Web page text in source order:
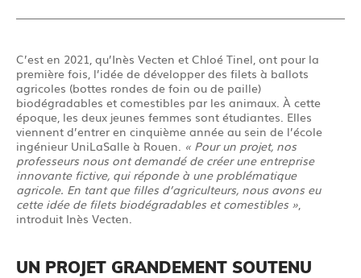
C’est en 2021, qu’Inès Vecten et Chloé Tinel, ont pour la
première fois, l’idée de développer des filets à ballots
agricoles (bottes rondes de foin ou de paille)
biodégradables et comestibles par les animaux. À cette
époque, les deux jeunes femmes sont étudiantes. Elles
viennent d’entrer en cinquième année au sein de l’école
ingénieur UniLaSalle à Rouen. « Pour un projet, nos
professeurs nous ont demandé de créer une entreprise
innovante fictive, qui réponde à une problématique
agricole. En tant que filles d’agriculteurs, nous avons eu
cette idée de filets biodégradables et comestibles »,
introduit Inès Vecten.
UN PROJET GRANDEMENT SOUTENU